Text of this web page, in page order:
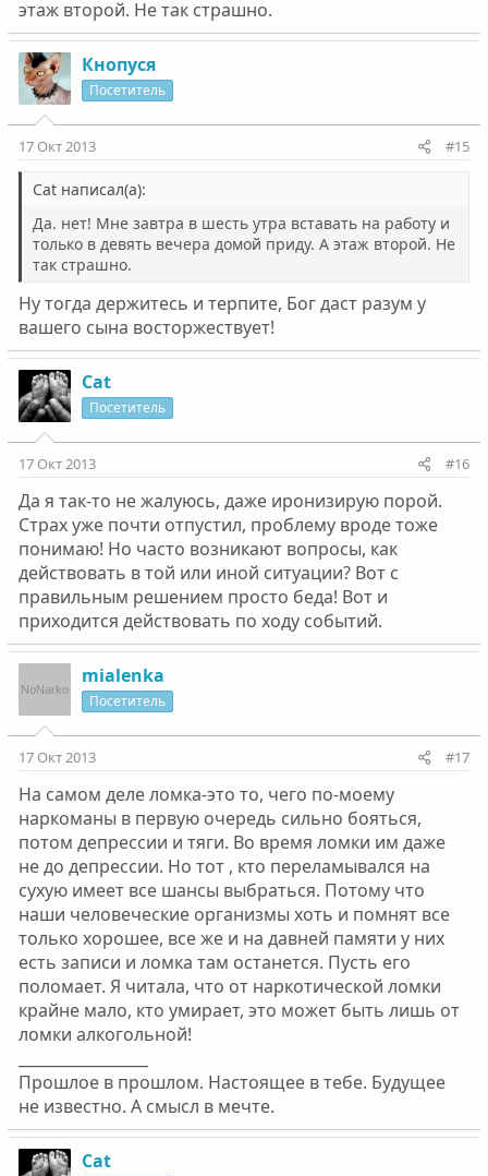
этаж второй. Не так страшно.
Кнопуся
Посетитель
17 Окт 2013 #15
Cat написал(а):
Да. нет! Мне завтра в шесть утра вставать на работу и
только в девять вечера домой приду. А этаж второй. Не
так страшно.
Ну тогда держитесь и терпите, Бог даст разум у
вашего сына восторжествует!
Cat
Посетитель
17 Окт 2013 #16
Да я так-то не жалуюсь, даже иронизирую порой.
Страх уже почти отпустил, проблему вроде тоже
понимаю! Но часто возникают вопросы, как
действовать в той или иной ситуации? Вот с
правильным решением просто беда! Вот и
приходится действовать по ходу событий.
mialenka
Посетитель
17 Окт 2013 #17
На самом деле ломка-это то, чего по-моему
наркоманы в первую очередь сильно бояться,
потом депрессии и тяги. Во время ломки им даже
не до депрессии. Но тот , кто переламывался на
сухую имеет все шансы выбраться. Потому что
наши человеческие организмы хоть и помнят все
только хорошее, все же и на давней памяти у них
есть записи и ломка там останется. Пусть его
поломает. Я читала, что от наркотической ломки
крайне мало, кто умирает, это может быть лишь от
ломки алкогольной!
Прошлое в прошлом. Настоящее в тебе. Будущее
не известно. А смысл в мечте.
Cat